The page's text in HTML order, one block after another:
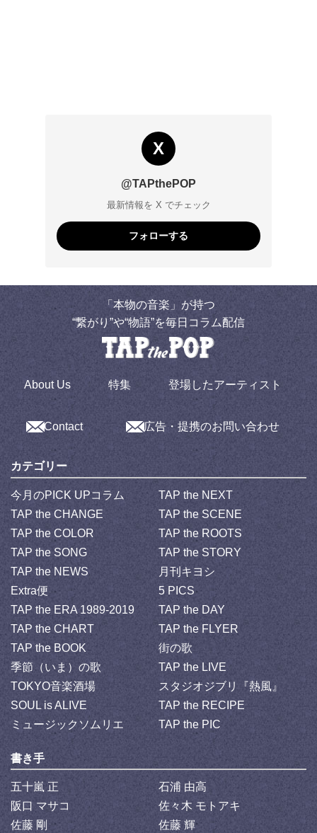
X
@TAPthePOP
最新情報を X でチェック
フォローする
「本物の音楽」が持つ
“繋がり”や“物語”を毎日コラム配信
About Us 特集 登場したアーティスト
Contact 広告・提携のお問い合わせ
カテゴリー
今月のPICK UPコラム
TAP the NEXT
TAP the CHANGE
TAP the SCENE
TAP the COLOR
TAP the ROOTS
TAP the SONG
TAP the STORY
TAP the NEWS
月刊キヨシ
Extra便
5 PICS
TAP the ERA 1989-2019
TAP the DAY
TAP the CHART
TAP the FLYER
TAP the BOOK
街の歌
季節（いま）の歌
TAP the LIVE
TOKYO音楽酒場
スタジオジブリ『熱風』
SOUL is ALIVE
TAP the RECIPE
ミュージックソムリエ
TAP the PIC
書き手
五十嵐 正
石浦 由高
阪口 マサコ
佐々木 モトアキ
佐藤 剛
佐藤 輝